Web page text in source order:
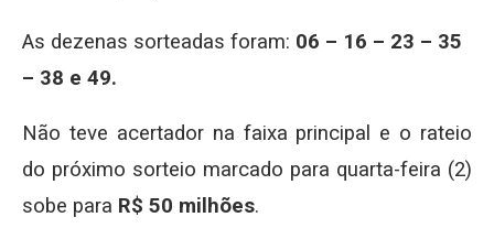
As dezenas sorteadas foram: 06 – 16 – 23 – 35
– 38 e 49.
Não teve acertador na faixa principal e o rateio
do próximo sorteio marcado para quarta-feira (2)
sobe para R$ 50 milhões.